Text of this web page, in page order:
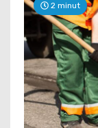
2 minut